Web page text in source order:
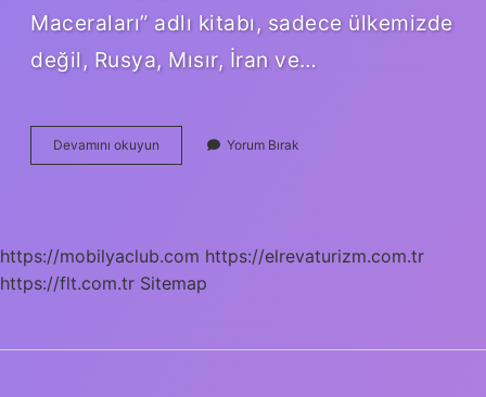
Maceraları” adlı kitabı, sadece ülkemizde
değil, Rusya, Mısır, İran ve…
Devamını okuyun
Çeviri
Yorum Bırak
https://mobilyaclub.com https://elrevaturizm.com.tr
https://flt.com.tr Sitemap